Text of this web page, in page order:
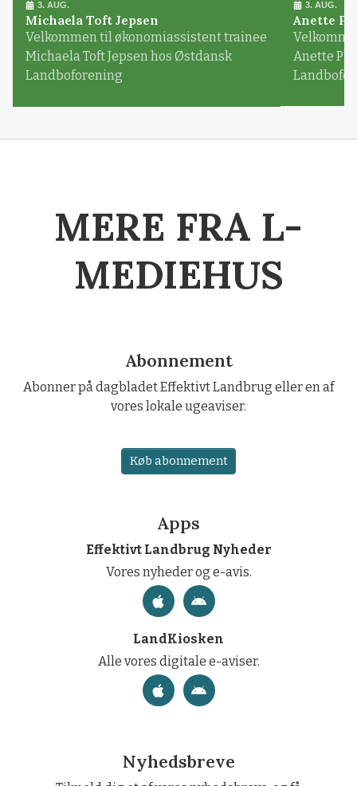
3. AUG.
Michaela Toft Jepsen
Velkommen til økonomiassistent trainee
Michaela Toft Jepsen hos Østdansk
Landboforening
3. AUG.
Anette
Anette
MERE FRA L-
MEDIEHUS
Abonnement
Abonner på dagbladet Effektivt Landbrug eller en af
vores lokale ugeaviser.
Køb abonnement
Apps
Effektivt Landbrug Nyheder
Vores nyheder og e-avis.
LandKiosken
Alle vores digitale e-aviser.
Nyhedsbreve